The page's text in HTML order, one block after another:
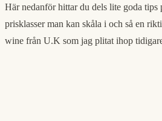
Här nedanför hittar du dels lite goda tips
prisklasser man kan skåla i och så en
wine från U.K som jag plitat ihop